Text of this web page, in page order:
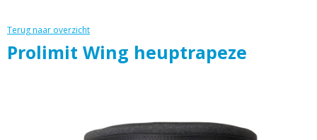
Terug naar overzicht
Prolimit Wing heuptrapeze